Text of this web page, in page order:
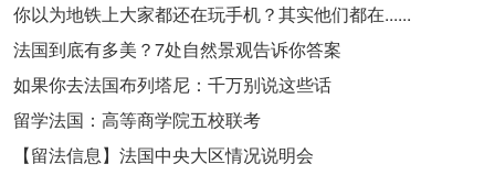
的。大部分学生毕业后继续读Master（硕士）。
Licence professionnelle：
职业学士文凭。是一个大学三年级(bac+3)的独立的
国家文凭。1999年推出，课程由学校与企业密切合
作而制定，注重理论与实践相结合，包括理论课与专
你以为地铁上大家都还在玩手机？其实他们都在......
法国到底有多美？7处自然景观告诉你答案
如果你去法国布列塔尼：千万别说这些话
留学法国：高等商学院五校联考
【留法信息】法国中央大区情况说明会